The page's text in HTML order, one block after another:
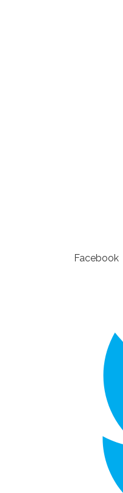
Facebook